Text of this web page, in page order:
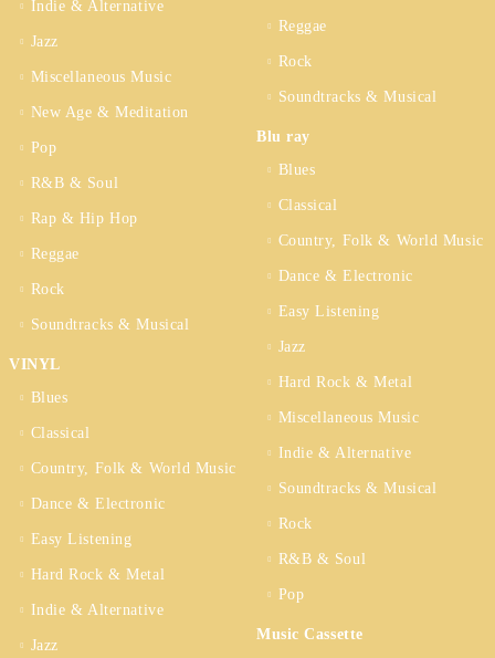
Indie & Alternative
Jazz
Miscellaneous Music
New Age & Meditation
Pop
R&B & Soul
Rap & Hip Hop
Reggae
Rock
Soundtracks & Musical
VINYL
Blues
Classical
Country, Folk & World Music
Dance & Electronic
Easy Listening
Hard Rock & Metal
Indie & Alternative
Jazz
Reggae
Rock
Soundtracks & Musical
Blu ray
Blues
Classical
Country, Folk & World Music
Dance & Electronic
Easy Listening
Jazz
Hard Rock & Metal
Miscellaneous Music
Indie & Alternative
Soundtracks & Musical
Rock
R&B & Soul
Pop
Music Cassette